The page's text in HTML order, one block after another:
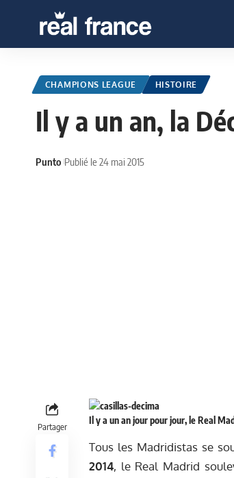
CHAMPIONS LEAGUE HISTOIRE
Il y a un an, la
Punto Publié le 24 mai 2015
Partager
Il y a un an jour pour jour, le Real
Tous les Madridistas se
2014, le Real Madrid